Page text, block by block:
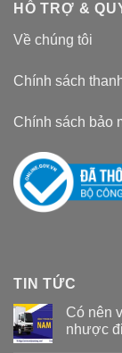
HỖ TRỢ &
Về chúng tôi
Chính sách
Chính sách bảo
TIN TỨC
Có nên
nhược